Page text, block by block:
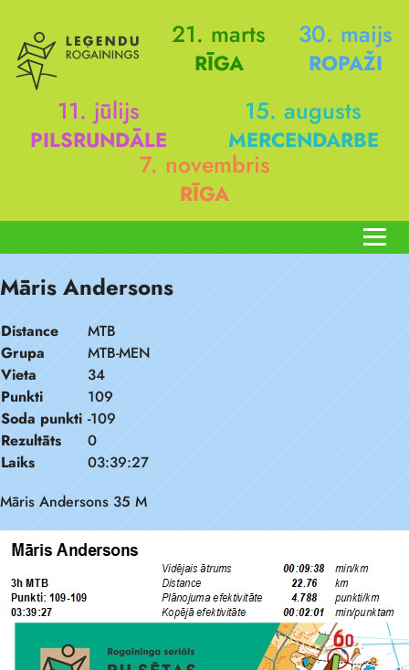
21. marts
RĪGA
30. maijs
ROPAŽI
11. jūlijs
PILSRUNDĀLE
15. augusts
MERCENDARBE
7. novembris
RĪGA
Māris Andersons
Distance
MTB
Grupa
MTB-MEN
Vieta
34
Punkti
109
Soda punkti -109
Rezultāts
0
Laiks
03:39:27
Māris Andersons 35 M